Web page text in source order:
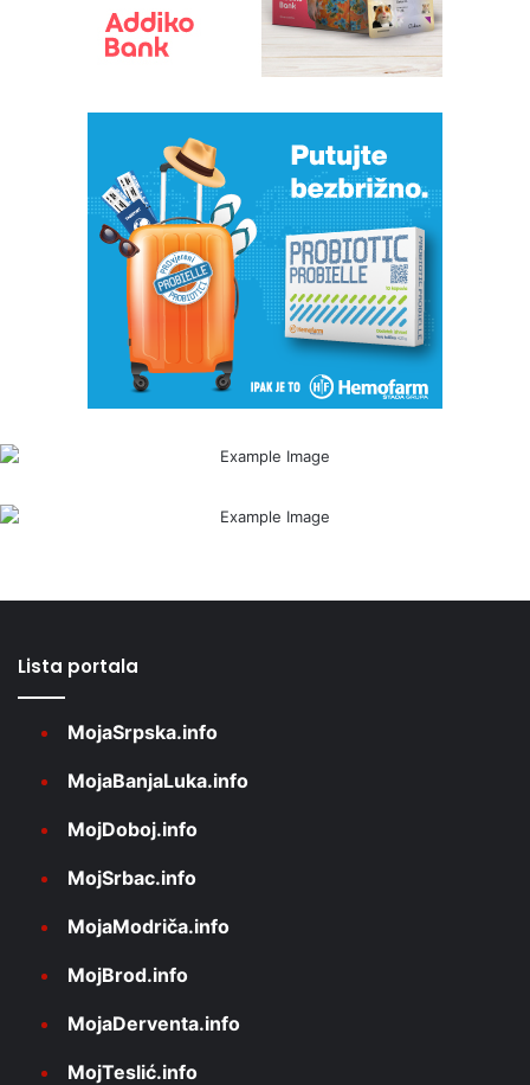
Lista portala
MojaSrpska.info
MojaBanjaLuka.info
MojDoboj.info
MojSrbac.info
MojaModriča.info
MojBrod.info
MojaDerventa.info
MojTeslić.info